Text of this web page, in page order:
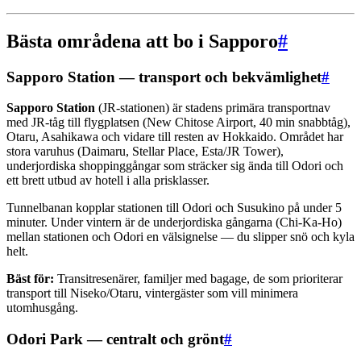
Bästa områdena att bo i Sapporo#
Sapporo Station — transport och bekvämlighet#
Sapporo Station (JR-stationen) är stadens primära transportnav
med JR-tåg till flygplatsen (New Chitose Airport, 40 min snabbtåg),
Otaru, Asahikawa och vidare till resten av Hokkaido. Området har
stora varuhus (Daimaru, Stellar Place, Esta/JR Tower),
underjordiska shoppinggångar som sträcker sig ända till Odori och
ett brett utbud av hotell i alla prisklasser.
Tunnelbanan kopplar stationen till Odori och Susukino på under 5
minuter. Under vintern är de underjordiska gångarna (Chi-Ka-Ho)
mellan stationen och Odori en välsignelse — du slipper snö och kyla
helt.
Bäst för: Transitresenärer, familjer med bagage, de som prioriterar
transport till Niseko/Otaru, vintergäster som vill minimera
utomhusgång.
Odori Park — centralt och grönt#